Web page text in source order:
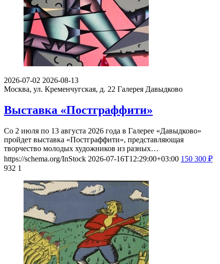
2026-07-02 2026-08-13
Москва, ул. Кременчугская, д. 22 Галерея Давыдково
Выставка «Постграффити»
Со 2 июля по 13 августа 2026 года в Галерее «Давыдково»
пройдет выставка «Постграффити», представляющая
творчество молодых художников из разных…
https://schema.org/InStock 2026-07-16T12:29:00+03:00 150 300 ₽
932 1